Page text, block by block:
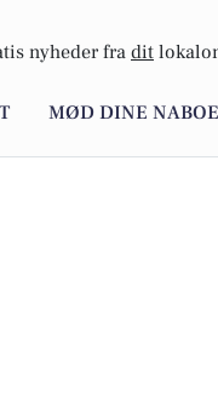
nyheder fra dit
MØD DINE